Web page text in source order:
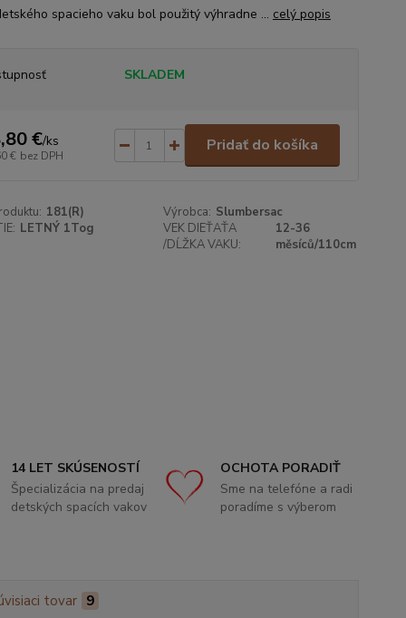
spacieho vaku bol použitý výhradne ... celý popis
SKLADEM
€/ks
€ bez DPH
Pridať do košíka
181(R) Výrobca: Slumbersac
LETNÝ 1Tog
VEK DIEŤAŤA
/DĹŽKA VAKU:
12-36
měsíců/110cm
14 LET SKÚSENOSTÍ
Špecializácia na predaj
detských spacích vakov
OCHOTA PORADIŤ
Sme na telefóne a radi
poradíme s výberom
tovar 9